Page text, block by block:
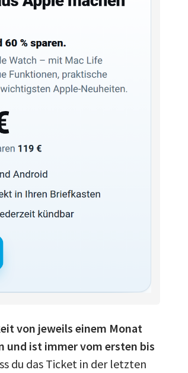
von jeweils einem Monat
und ist immer vom ersten bis
du das Ticket in der letzten